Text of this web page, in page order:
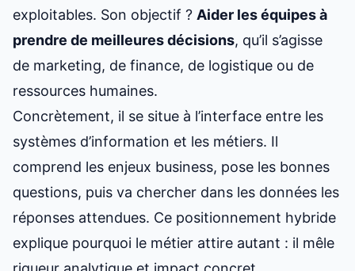
exploitables. Son objectif ? Aider les équipes à
prendre de meilleures décisions, qu’il s’agisse
de marketing, de finance, de logistique ou de
ressources humaines.
Concrètement, il se situe à l’interface entre les
systèmes d’information et les métiers. Il
comprend les enjeux business, pose les bonnes
questions, puis va chercher dans les données les
réponses attendues. Ce positionnement hybride
explique pourquoi le métier attire autant : il mêle